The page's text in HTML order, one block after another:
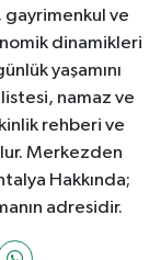
gayrimenkul ve
dinamikleri
yaşamını
namaz ve
rehberi ve
Merkezden
Hakkında;
adresidir.